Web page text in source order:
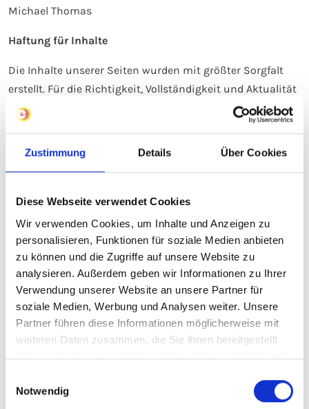
Zustimmung Details Über Cookies
Diese Webseite verwendet Cookies
Wir verwenden Cookies, um Inhalte und Anzeigen zu
personalisieren, Funktionen für soziale Medien anbieten
zu können und die Zugriffe auf unsere Website zu
analysieren. Außerdem geben wir Informationen zu Ihrer
Verwendung unserer Website an unsere Partner für
soziale Medien, Werbung und Analysen weiter. Unsere
Partner führen diese Informationen möglicherweise mit
weiteren Daten zusammen, die Sie ihnen bereitgestellt
haben oder die sie im Rahmen Ihrer Nutzung der Dienste
Notwendig
Michael Thomas
Haftung für Inhalte
Die Inhalte unserer Seiten wurden mit größter Sorgfalt
erstellt. Für die Richtigkeit, Vollständigkeit und Aktualität
der Inhalte können wir jedoch keine Gewähr übernehmen.
Als Diensteanbieter sind wir gemäß § 7 Abs.1 TMG für
eigene Inhalte auf diesen Seiten nach den allgemeinen
oder gespeicherte fremde Informationen zu überwachen
oder nach Umständen zu forschen, die auf eine
rechtswidrige Tätigkeit hinweisen. Verpflichtungen zur
Entfernung oder Sperrung der Nutzung von
Informationen nach den allgemeinen Gesetzen bleiben
hiervon unberührt. Eine diesbezügliche Haftung ist
jedoch erst ab dem Zeitpunkt der Kenntnis einer
konkreten Rechtsverletzung möglich. Bei Bekanntwerden
Haftung für Links